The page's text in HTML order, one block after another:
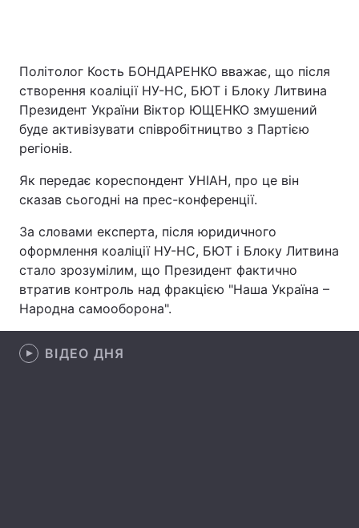
Цікавинки Погода
Екологія
Лонгріди
Відео з Youtube Статті
Інтерв'ю Думки
Архів
Контакти
Політолог Кость БОНДАРЕНКО вважає, що після
створення коаліції НУ-НС, БЮТ і Блоку Литвина
Президент України Віктор ЮЩЕНКО змушений
буде активізувати співробітництво з Партією
регіонів.
Як передає кореспондент УНІАН, про це він
сказав сьогодні на прес-конференції.
За словами експерта, після юридичного
оформлення коаліції НУ-НС, БЮТ і Блоку Литвина
стало зрозумілим, що Президент фактично
втратив контроль над фракцією "Наша Україна –
Народна самооборона".
ВІДЕО ДНЯ